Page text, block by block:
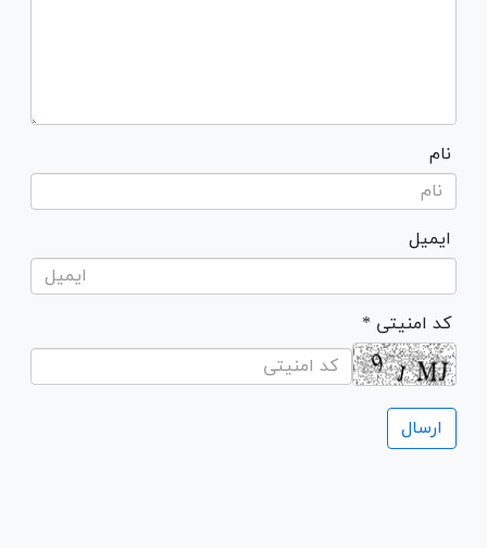
نام
ایمیل
* کد امنیتی